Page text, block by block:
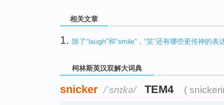
相关文章
1. 除了“laugh”和“smile”，“笑”还有哪些更传神的表
柯林斯英汉双解大词典
snicker /ˈsnɪkə/ TEM4 (